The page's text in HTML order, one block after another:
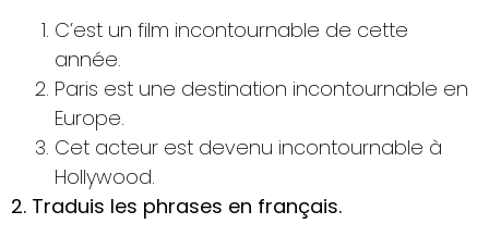
C’est un film incontournable de cette
année.
Paris est une destination incontournable en
Europe.
Cet acteur est devenu incontournable à
Hollywood.
2. Traduis les phrases en français.